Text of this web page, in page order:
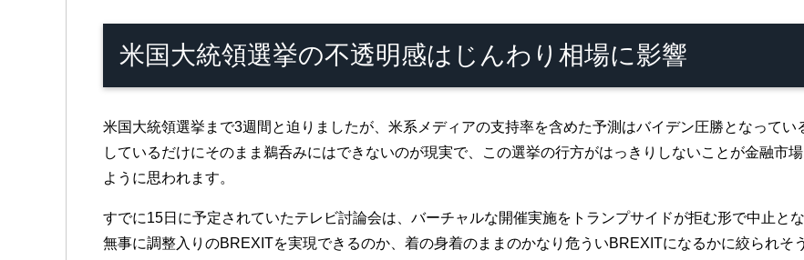
米国大統領選挙の不透明感はじんわり相場に影響
米国大統領選挙まで3週間と迫りましたが、米系メディアの支持率を含めた予測はバイデン圧勝となって
しているだけにそのまま鵜呑みにはできないのが現実で、この選挙の行方がはっきりしないことが金融市
ように思われます。
すでに15日に予定されていたテレビ討論会は、バーチャルな開催実施をトランプサイドが拒む形で中止と
無事に調整入りのBREXITを実現できるのか、着の身着のままのかなり危ういBREXITになるかに絞られそ